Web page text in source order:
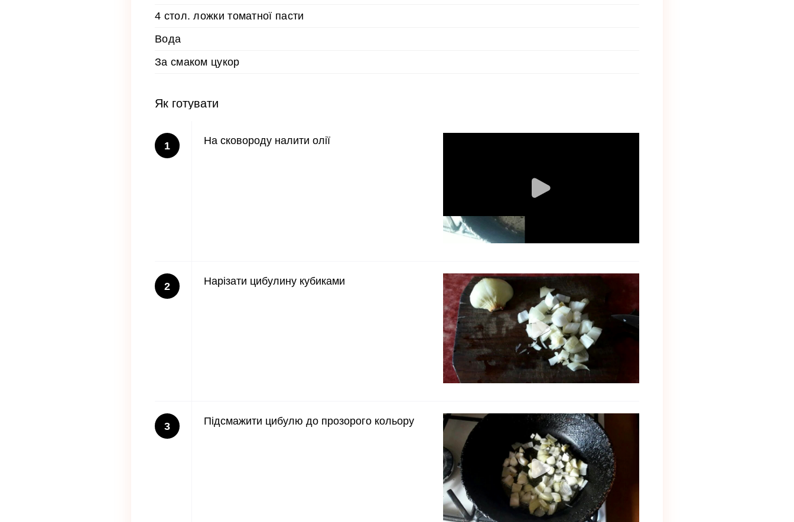
4 стол. ложки томатної пасти
Вода
За смаком цукор
Як готувати
1 На сковороду налити олії
2 Нарізати цибулину кубиками
3 Підсмажити цибулю до прозорого кольору